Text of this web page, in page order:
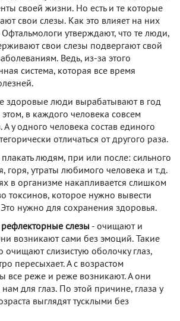
своей жизни. Но есть и те которые
свои слезы. Как это влияет на них
утверждают, что те люди,
свои слезы подвергают свой
Ведь, из-за этого
система, которая все время
здоровые люди вырабатывают в год
в каждого человека совсем
А у одного человека состав единого
отличаться от другого раза.
людям, при или после: сильного
горя, утраты любимого человека и т.д.
в организме накапливается слишком
токсинов, которое нужно вывести
Это нужно для сохранения здоровья.
слезы - очищают и
возникают сами без эмоций. Такие
очищают слизистую оболочку глаз,
пересыхает. А с возрастом
все реже и реже возникают. А они
для глаз. По этой причине, глаза у
выглядят тусклыми без